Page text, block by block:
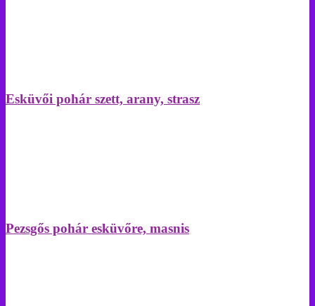
Esküvői pohár szett, arany, strasz
Pezsgős pohár esküvőre, masnis